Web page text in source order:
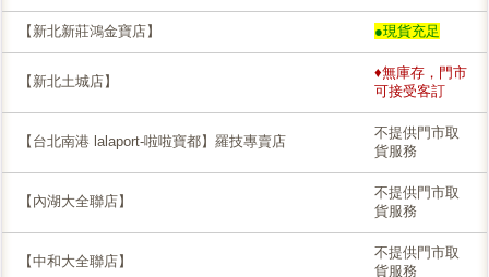
【新北新莊鴻金寶店】 ●現貨充足
【新北土城店】
♦無庫存，門市
可接受客訂
【台北南港 lalaport-啦啦寶都】羅技專賣店
不提供門市取
貨服務
【內湖大全聯店】
不提供門市取
貨服務
【中和大全聯店】
不提供門市取
貨服務